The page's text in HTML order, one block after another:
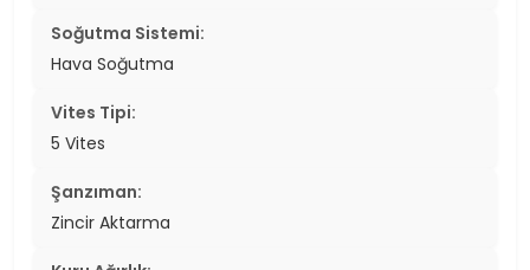
Soğutma Sistemi:
Hava Soğutma
Vites Tipi:
5 Vites
Şanzıman:
Zincir Aktarma